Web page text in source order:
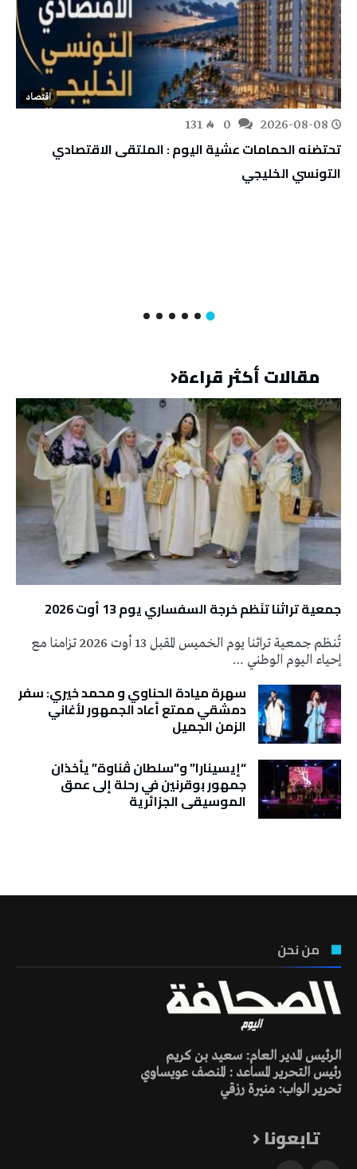
اقتصاد
2026-08-08
131
تحتضنه الحمامات عشية اليوم : الملتقى الاقتصادي
التونسي الخليجي
مقالات أكثر قراءة
جمعية تراثنا تنَظم خرجة السفساري يوم 13 أوت 2026
تُنظم جمعية تراثنا يوم الخميس المقبل 13 أوت 2026 تزامنا مع
إحياء اليوم الوطني …
سهرة ميادة الحناوي و محمد خيري: سفر
دمشقي ممتع أعاد الجمهور لأغاني
الزمن الجميل
“إيسينارا” و”سلطان ڤناوة” يأخذان
جمهور بوقرنين في رحلة إلى عمق
الموسيقى الجزائرية
من نحن
الرئيس المدير العام: سعيد بن كريم
رئيس التحرير المساعد : المنصف عويساوي
تحرير الواب: منيرة رزقي
تابعونا